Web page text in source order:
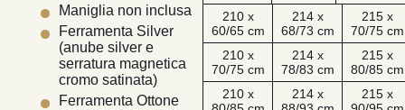
210 x
60/65 cm
214 x
68/73 cm
215 x
70/75 cm
210 x
70/75 cm
214 x
78/83 cm
215 x
80/85 cm
210 x
214 x
215 x
Maniglia non inclusa
Ferramenta Silver
(anube silver e
serratura magnetica
cromo satinata)
Ferramenta Ottone